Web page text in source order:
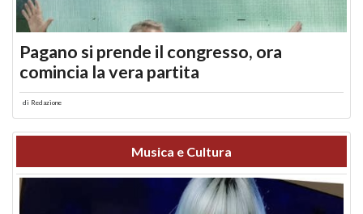
Pagano si prende il congresso, ora
comincia la vera partita
di Redazione
Musica e Cultura